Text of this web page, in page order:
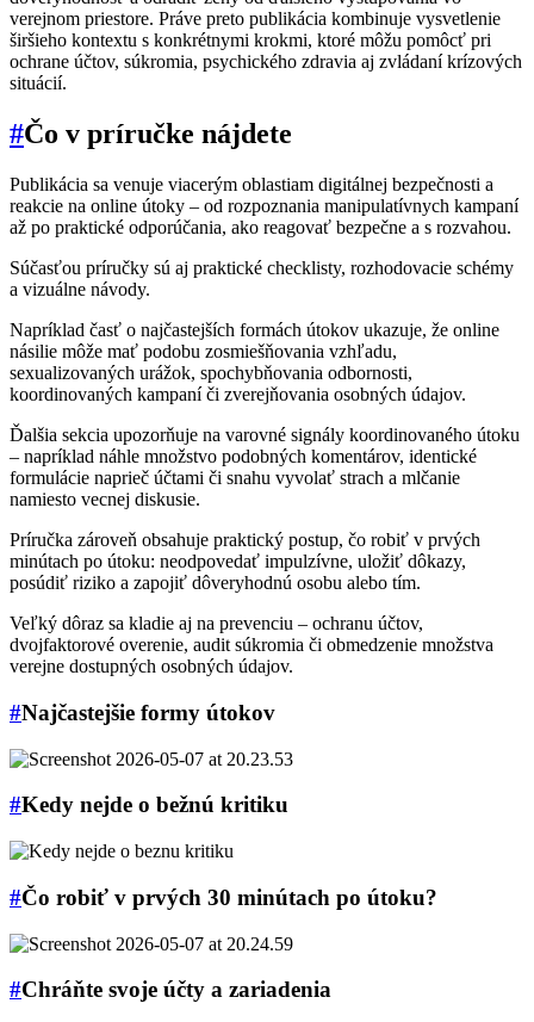
verejnom priestore. Práve preto publikácia kombinuje vysvetlenie
širšieho kontextu s konkrétnymi krokmi, ktoré môžu pomôcť pri
ochrane účtov, súkromia, psychického zdravia aj zvládaní krízových
situácií.
#Čo v príručke nájdete
Publikácia sa venuje viacerým oblastiam digitálnej bezpečnosti a
reakcie na online útoky – od rozpoznania manipulatívnych kampaní
až po praktické odporúčania, ako reagovať bezpečne a s rozvahou.
Súčasťou príručky sú aj praktické checklisty, rozhodovacie schémy
a vizuálne návody.
Napríklad časť o najčastejších formách útokov ukazuje, že online
násilie môže mať podobu zosmiešňovania vzhľadu,
sexualizovaných urážok, spochybňovania odbornosti,
koordinovaných kampaní či zverejňovania osobných údajov.
Ďalšia sekcia upozorňuje na varovné signály koordinovaného útoku
– napríklad náhle množstvo podobných komentárov, identické
formulácie naprieč účtami či snahu vyvolať strach a mlčanie
namiesto vecnej diskusie.
Príručka zároveň obsahuje praktický postup, čo robiť v prvých
minútach po útoku: neodpovedať impulzívne, uložiť dôkazy,
posúdiť riziko a zapojiť dôveryhodnú osobu alebo tím.
Veľký dôraz sa kladie aj na prevenciu – ochranu účtov,
dvojfaktorové overenie, audit súkromia či obmedzenie množstva
verejne dostupných osobných údajov.
#Najčastejšie formy útokov
#Kedy nejde o bežnú kritiku
#Čo robiť v prvých 30 minútach po útoku?
#Chráňte svoje účty a zariadenia